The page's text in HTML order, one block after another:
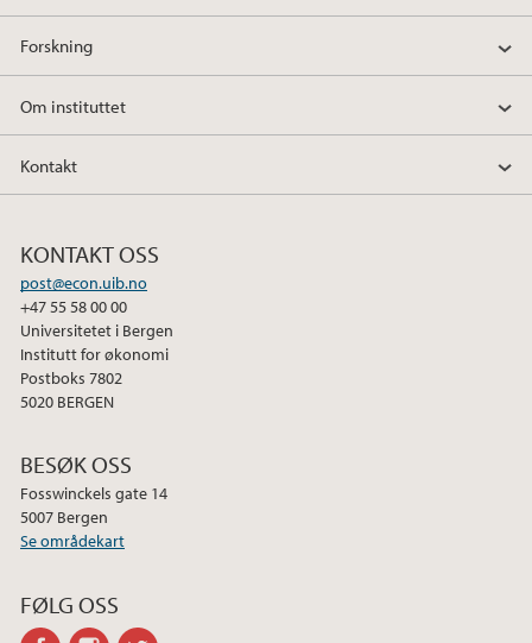
Forskning
Om instituttet
Kontakt
KONTAKT OSS
post@econ.uib.no
+47 55 58 00 00
Universitetet i Bergen
Institutt for økonomi
Postboks 7802
5020 BERGEN
BESØK OSS
Fosswinckels gate 14
5007 Bergen
Se områdekart
FØLG OSS